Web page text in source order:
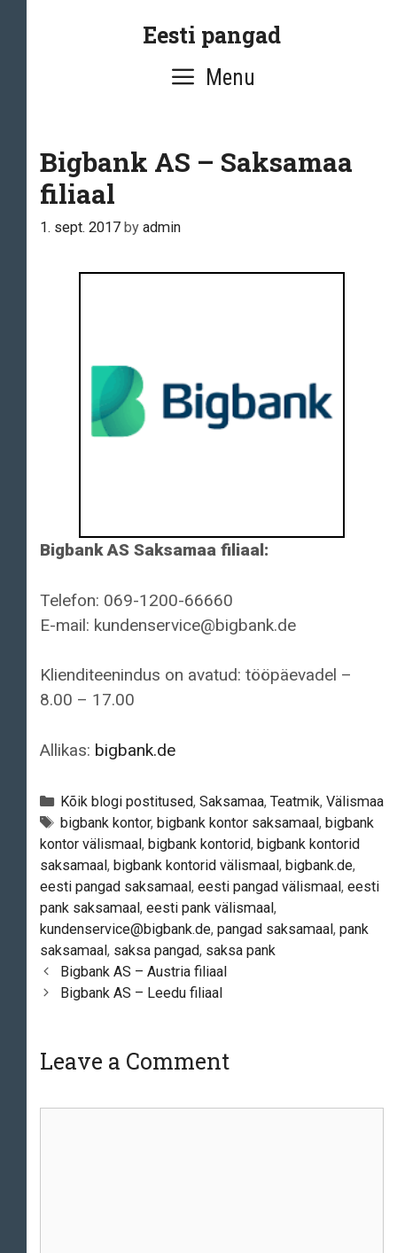
Eesti pangad
Menu
Bigbank AS – Saksamaa
filiaal
1. sept. 2017 by admin
Bigbank AS Saksamaa filiaal:
Telefon: 069-1200-66660
E-mail: kundenservice@bigbank.de
Klienditeenindus on avatud: tööpäevadel –
8.00 – 17.00
Allikas: bigbank.de
Categories
Kõik blogi postitused, Saksamaa, Teatmik, Välismaa
Tags
bigbank kontor, bigbank kontor saksamaal, bigbank
kontor välismaal, bigbank kontorid, bigbank kontorid
saksamaal, bigbank kontorid välismaal, bigbank.de,
eesti pangad saksamaal, eesti pangad välismaal, eesti
pank saksamaal, eesti pank välismaal,
kundenservice@bigbank.de, pangad saksamaal, pank
saksamaal, saksa pangad, saksa pank
Post
navigation
Bigbank AS – Austria filiaal
Bigbank AS – Leedu filiaal
Leave a Comment